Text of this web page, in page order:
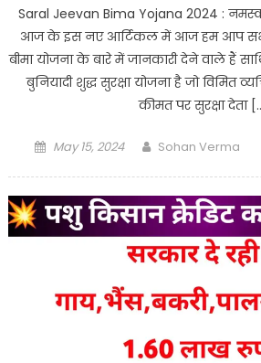
Saral Jeevan Bima Yojana 2024 :
आज के इस नए आर्टिकल में आज हम आप
बीमा योजना के बारे में जानकारी देने वाले हैं
बुनियादी शुद्ध सुरक्षा योजना है जो विमित
कीमत पर सुरक्षा देता
Posted
May 15, 2024 Author
Sohan Verma